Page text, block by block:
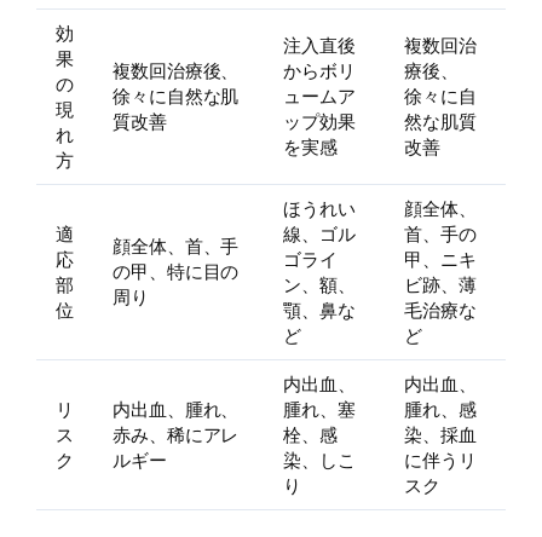
効
果
の
現
れ
方
複数回治療後、
徐々に自然な肌
質改善
注入直後
からボリ
ュームア
ップ効果
を実感
複数回治
療後、
徐々に自
然な肌質
改善
適
応
部
位
顔全体、首、手
の甲、特に目の
周り
ほうれい
線、ゴル
ゴライ
ン、額、
顎、鼻な
ど
顔全体、
首、手の
甲、ニキ
ビ跡、薄
毛治療な
ど
リ
ス
ク
内出血、腫れ、
赤み、稀にアレ
ルギー
内出血、
腫れ、塞
栓、感
染、しこ
り
内出血、
腫れ、感
染、採血
に伴うリ
スク